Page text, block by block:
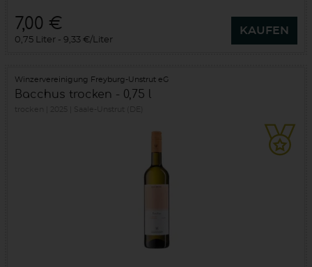
7,00 €
0,75 Liter 9,33 €/Liter
KAUFEN
Winzervereinigung Freyburg-Unstrut eG
Bacchus trocken - 0,75 l